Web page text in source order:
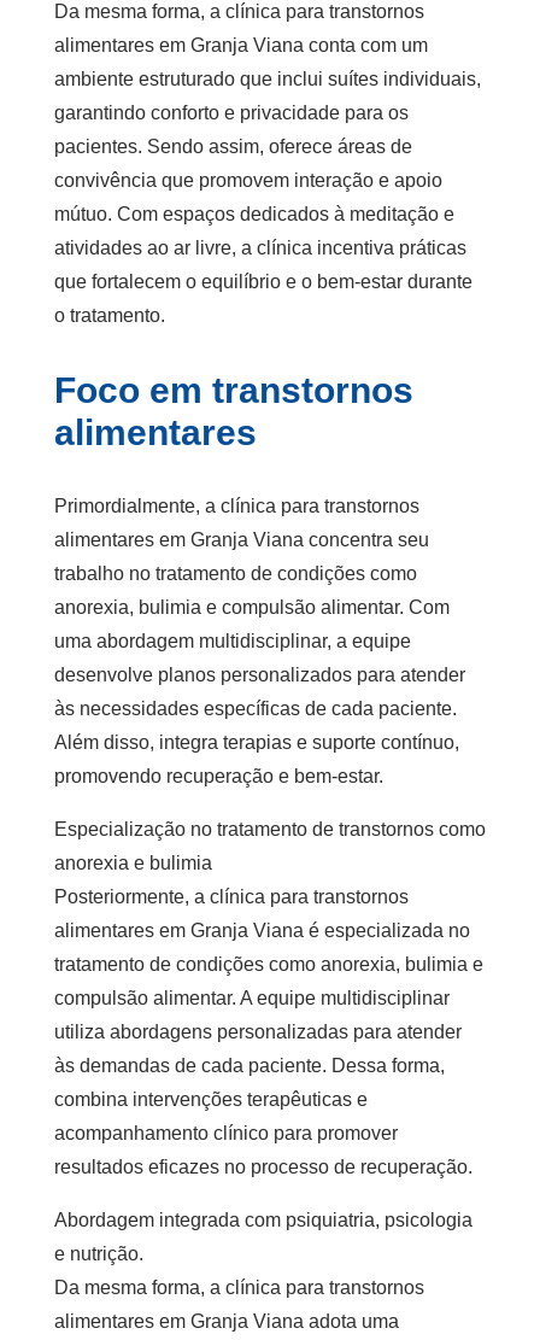
Da mesma forma, a clínica para transtornos
alimentares em Granja Viana conta com um
ambiente estruturado que inclui suítes individuais,
garantindo conforto e privacidade para os
pacientes. Sendo assim, oferece áreas de
convivência que promovem interação e apoio
mútuo. Com espaços dedicados à meditação e
atividades ao ar livre, a clínica incentiva práticas
que fortalecem o equilíbrio e o bem-estar durante
o tratamento.
Foco em transtornos
alimentares
Primordialmente, a clínica para transtornos
alimentares em Granja Viana concentra seu
trabalho no tratamento de condições como
anorexia, bulimia e compulsão alimentar. Com
uma abordagem multidisciplinar, a equipe
desenvolve planos personalizados para atender
às necessidades específicas de cada paciente.
Além disso, integra terapias e suporte contínuo,
promovendo recuperação e bem-estar.
Especialização no tratamento de transtornos como
anorexia e bulimia
Posteriormente, a clínica para transtornos
alimentares em Granja Viana é especializada no
tratamento de condições como anorexia, bulimia e
compulsão alimentar. A equipe multidisciplinar
utiliza abordagens personalizadas para atender
às demandas de cada paciente. Dessa forma,
combina intervenções terapêuticas e
acompanhamento clínico para promover
resultados eficazes no processo de recuperação.
Abordagem integrada com psiquiatria, psicologia
e nutrição.
Da mesma forma, a clínica para transtornos
alimentares em Granja Viana adota uma